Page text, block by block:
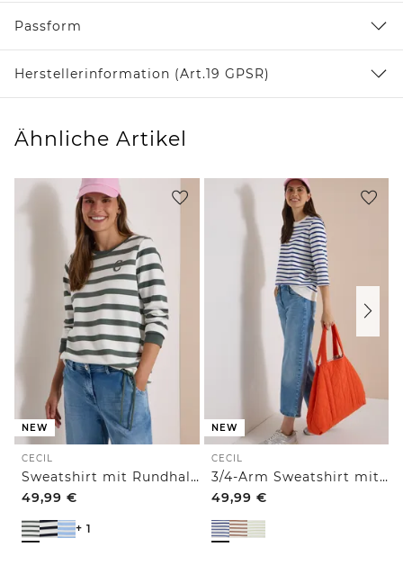
Passform
Herstellerinformation (Art.19 GPSR)
Ähnliche Artikel
NEW
CECIL
Sweatshirt mit Rundhals und Tunnelzug
49,99 €
+ 1
NEW
CECIL
3/4-Arm Sweatshirt mit Rundhals und Streifen
49,99 €